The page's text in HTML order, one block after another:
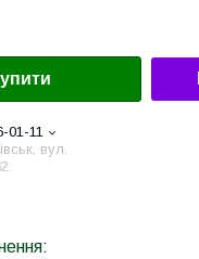
01-11
вул.